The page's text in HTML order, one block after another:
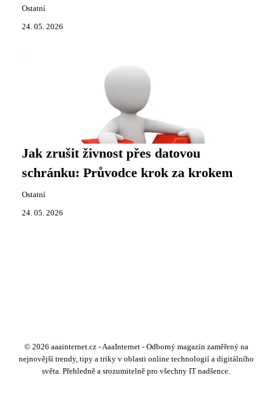
Ostatní
24. 05. 2026
Jak zrušit živnost přes datovou
schránku: Průvodce krok za krokem
Ostatní
24. 05. 2026
© 2026 aaainternet.cz - AaaInternet - Odborný magazín zaměřený na
nejnovější trendy, tipy a triky v oblasti online technologií a digitálního
světa. Přehledně a srozumitelně pro všechny IT nadšence.